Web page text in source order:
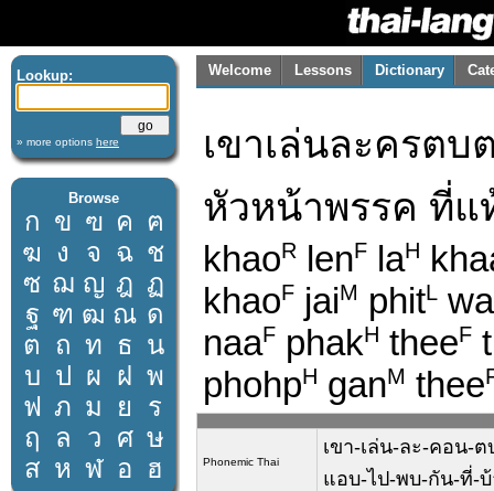
Lookup:
» more options here
Browse
ก ข ฃ ค ฅ
ฆ ง จ ฉ ช
ซ ฌ ญ ฎ ฏ
ฐ ฑ ฒ ณ ด
ต ถ ท ธ น
บ ป ผ ฝ พ
ฟ ภ ม ย
ร
ฤ
ล ว ศ ษ
ส ห ฬ อ ฮ
Welcome Lessons Dictionary
เขาเล่นละครตบ
หัวหน้าพรรค ที่
khaoR lenF laH
khaoF jaiM phitL
naaF phakH theeF
phohpH ganM thee
Phonemic Thai
เขา-เล่น-ละ-คอน-
แอบ-ไป-พบ-กัน-ที่-